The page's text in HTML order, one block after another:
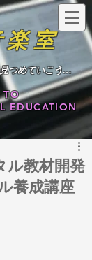
楽室
つめていこう…
TO
EDUCATION
ル教材開発
養成講座